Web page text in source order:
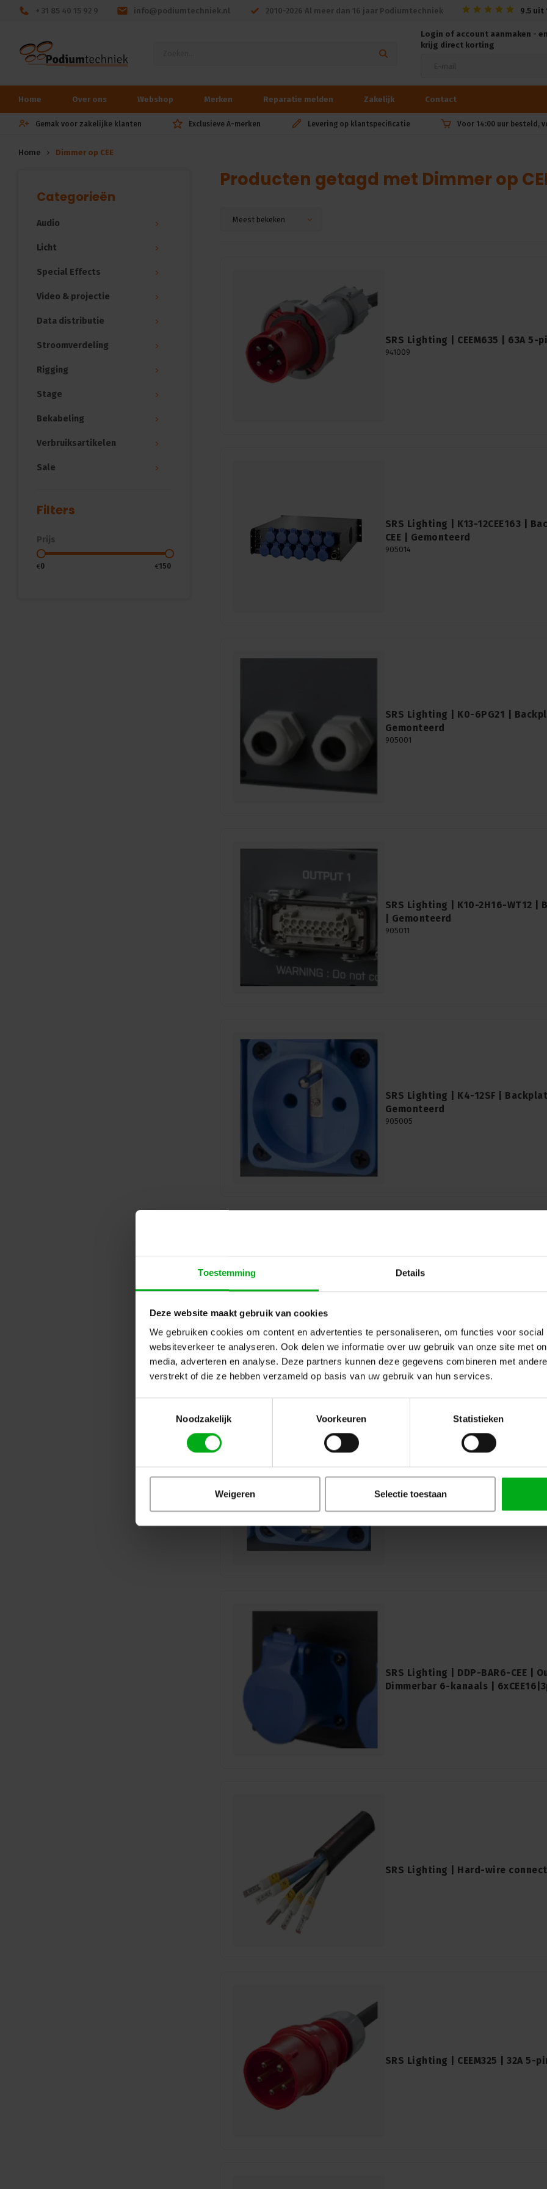
Toestemming Details
Deze website maakt gebruik van cookies
We gebruiken cookies om content en advertenties te personaliseren, om functies voor social
websiteverkeer te analyseren. Ook delen we informatie over uw gebruik van onze site met
media, adverteren en analyse. Deze partners kunnen deze gegevens combineren met
verstrekt of die ze hebben verzameld op basis van uw gebruik van hun services.
Noodzakelijk
Voorkeuren Statistieken
Weigeren Selectie toestaan
+ 31 85 40 15 92 9 info@podiumtechniek.nl 2010-2026 Al meer dan 16 jaar Podiumtechniek 9.5 uit
Login of account aanmaken - en
krijg direct korting
Home Over ons Webshop Merken Reparatie melden Zakelijk Contact
Gemak voor zakelijke klanten Exclusieve A-merken Levering op klantspecificatie Voor 14:00 uur besteld,
Home Dimmer op CEE
Categorieën
Audio
Licht
Special Effects
Video & projectie
Data distributie
Stroomverdeling
Rigging
Stage
Bekabeling
Verbruiksartikelen
Sale
Filters
Prijs
€0 €150
Producten getagd met Dimmer op
Meest bekeken
SRS Lighting | CEEM635 | 63A 5-
941009
SRS Lighting | K13-12CEE163 |
CEE | Gemonteerd
905014
SRS Lighting | K0-6PG21 |
Gemonteerd
905001
SRS Lighting | K10-2H16-WT12 |
| Gemonteerd
905011
SRS Lighting | K4-12SF |
Gemonteerd
905005
SRS Lighting | DDP-BAR6-SC |
Dimmerbar 6-kanaals |
SRS Lighting | DDP-BAR6-CEE |
Dimmerbar 6-kanaals |
SRS Lighting | Hard-wire
SRS Lighting | CEEM325 | 32A 5-